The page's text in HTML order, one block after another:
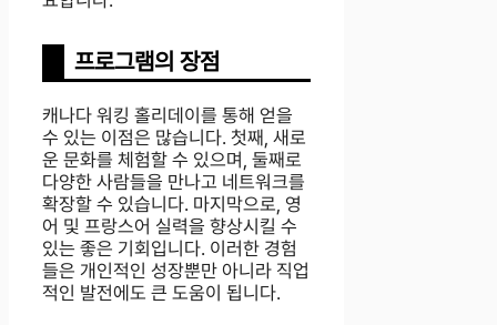
프로그램의 장점
캐나다 워킹 홀리데이를 통해 얻을
수 있는 이점은 많습니다. 첫째, 새로
운 문화를 체험할 수 있으며, 둘째로
다양한 사람들을 만나고 네트워크를
확장할 수 있습니다. 마지막으로, 영
어 및 프랑스어 실력을 향상시킬 수
있는 좋은 기회입니다. 이러한 경험
들은 개인적인 성장뿐만 아니라 직업
적인 발전에도 큰 도움이 됩니다.